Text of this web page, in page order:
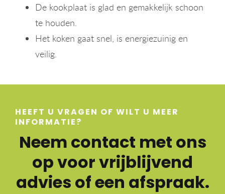
De kookplaat is glad en gemakkelijk schoon
te houden.
Het koken gaat snel, is energiezuinig en
veilig.
HEEFT U VRAGEN OF WILT U MEER
INFORMATIE?
Neem contact met ons
op voor vrijblijvend
advies of een afspraak.